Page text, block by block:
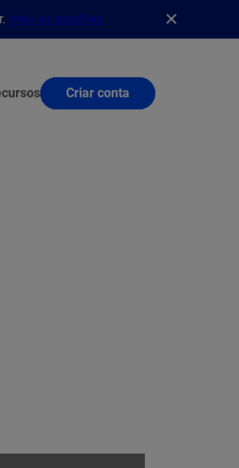
Veja os detalhes
Criar conta